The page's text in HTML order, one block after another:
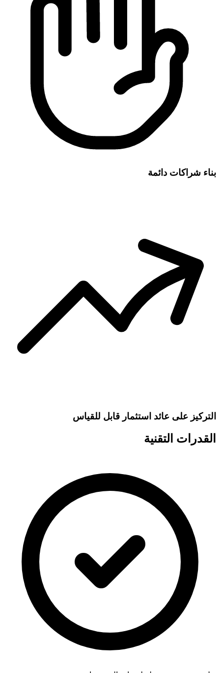
بناء شراكات دائمة
التركيز على عائد استثمار قابل للقياس
القدرات التقنية